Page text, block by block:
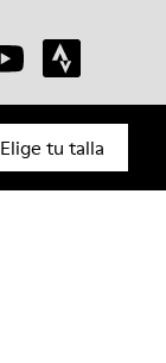
Elige tu talla